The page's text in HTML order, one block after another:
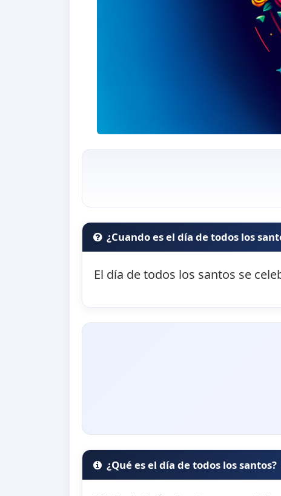
¿Cuando es el día de todos los
El día de todos los santos se
¿Qué es el día de todos los santos?